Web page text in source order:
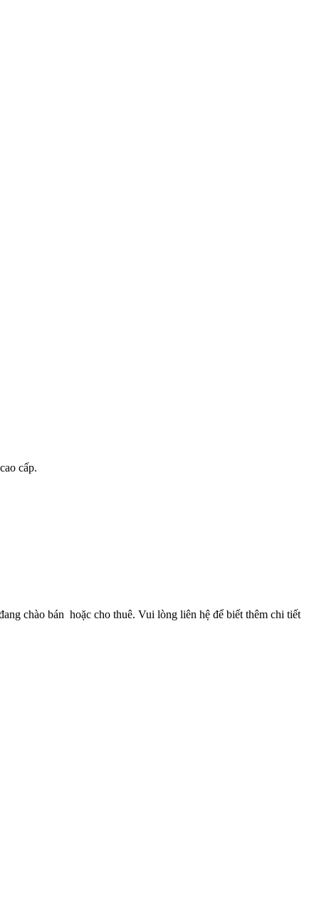
cấp.
chào bán hoặc cho thuê. Vui lòng liên hệ để biết thêm chi tiết